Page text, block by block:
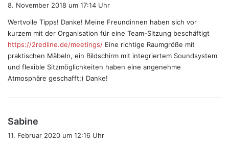
t
:
8. November 2018 um 17:14 Uhr
Wertvolle Tipps! Danke! Meine Freundinnen haben sich vor
kurzem mit der Organisation für eine Team-Sitzung beschäftigt
https://2redline.de/meetings/ Eine richtige Raumgröße mit
praktischen Mäbeln, ein Bildschirm mit integriertem Soundsystem
und flexible Sitzmöglichkeiten haben eine angenehme
Atmosphäre geschafft:) Danke!
Sabine
11. Februar 2020 um 12:16 Uhr